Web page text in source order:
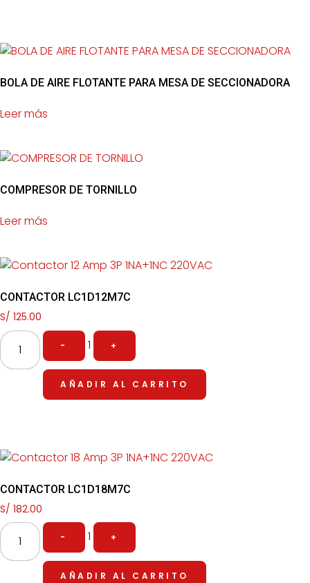
BOLA DE AIRE FLOTANTE PARA MESA DE SECCIONADORA
Leer más
COMPRESOR DE TORNILLO
Leer más
CONTACTOR LC1D12M7C
S/ 125.00
- 1 +
AÑADIR AL CARRITO
CONTACTOR LC1D18M7C
S/ 182.00
- 1 +
AÑADIR AL CARRITO